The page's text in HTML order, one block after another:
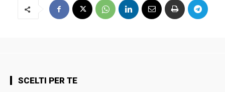
SCELTI PER TE